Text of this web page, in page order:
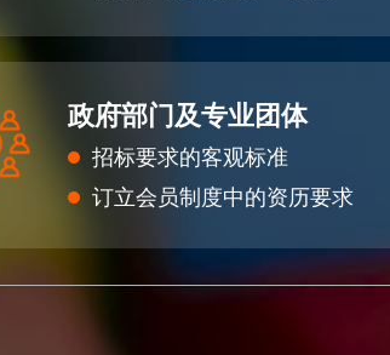
政府部门及专业团体
招标要求的客观标准
订立会员制度中的资历要求